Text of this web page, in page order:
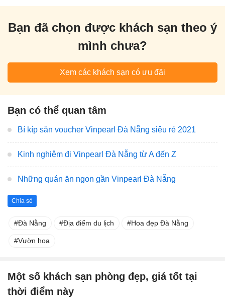
Bạn đã chọn được khách sạn theo ý
mình chưa?
Xem các khách sạn có ưu đãi
Bạn có thể quan tâm
Bí kíp săn voucher Vinpearl Đà Nẵng siêu rẻ 2021
Kinh nghiệm đi Vinpearl Đà Nẵng từ A đến Z
Những quán ăn ngon gần Vinpearl Đà Nẵng
Chia sẻ
Đà Nẵng Địa điểm du lịch Hoa đẹp Đà Nẵng
Vườn hoa
Một số khách sạn phòng đẹp, giá tốt tại
thời điểm này